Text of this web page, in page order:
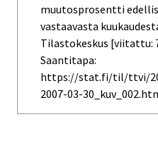
muutosprosentti
vastaavasta
Tilastokeskus [viitattu:
Saantitapa:
https://stat.fi/til/ttvi/
2007-03-